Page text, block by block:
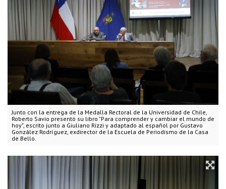
Junto con la entrega de la Medalla Rectoral de la Universidad de Chile,
Roberto Savio presentó su libro "Para comprender y cambiar el mundo de
hoy", escrito junto a Giuliano Rizzi y adaptado al español por Gustavo
González Rodríguez, exdirector de la Escuela de Periodismo de la Casa
de Bello.